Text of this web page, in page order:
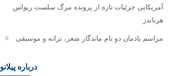
آمریکایی جزئیات تازه از پرونده مرگ سلست ریواس
هرناندز
مراسم یادمان دو نام ماندگار شعر، ترانه و موسیقی
درباره پیلانو